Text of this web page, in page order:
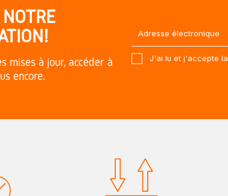
mises à jour, accéder à
encore.
J'ai lu et j'accepte la